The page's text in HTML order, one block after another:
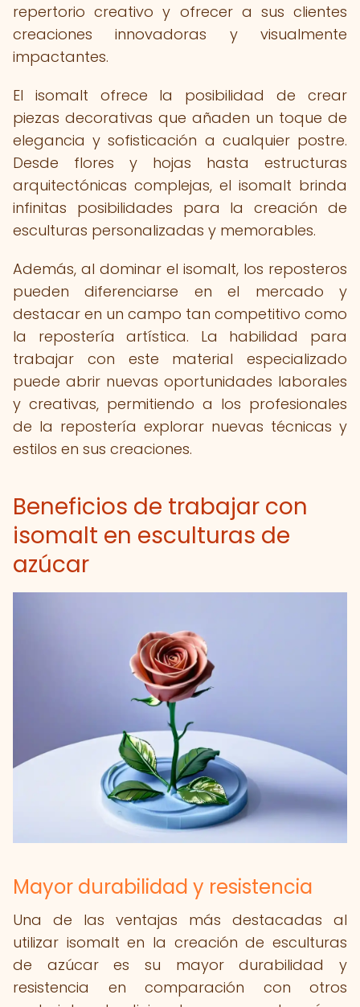
repertorio creativo y ofrecer a sus clientes
creaciones innovadoras y visualmente
impactantes.
El isomalt ofrece la posibilidad de crear
piezas decorativas que añaden un toque de
elegancia y sofisticación a cualquier postre.
Desde flores y hojas hasta estructuras
arquitectónicas complejas, el isomalt brinda
infinitas posibilidades para la creación de
esculturas personalizadas y memorables.
Además, al dominar el isomalt, los reposteros
pueden diferenciarse en el mercado y
destacar en un campo tan competitivo como
la repostería artística. La habilidad para
trabajar con este material especializado
puede abrir nuevas oportunidades laborales
y creativas, permitiendo a los profesionales
de la repostería explorar nuevas técnicas y
estilos en sus creaciones.
Beneficios de trabajar con
isomalt en esculturas de
azúcar
Mayor durabilidad y resistencia
Una de las ventajas más destacadas al
utilizar isomalt en la creación de esculturas
de azúcar es su mayor durabilidad y
resistencia en comparación con otros